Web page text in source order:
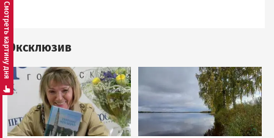
Смотреть картину дня Эксклюзив
Image